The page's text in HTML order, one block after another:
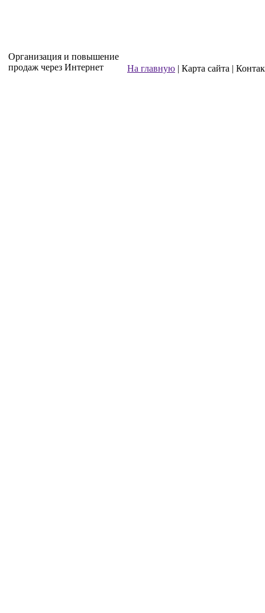
Организация и повышение
продаж через Интернет
На главную | Карта сайта |